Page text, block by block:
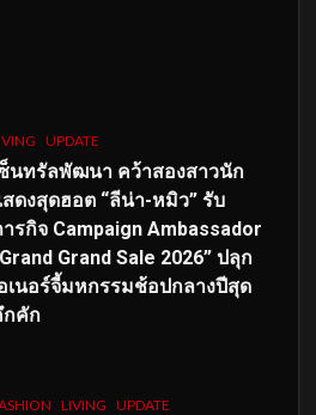
UPDATE
นทรัลพัฒนา คว้าสองสาวนัก
ดงสุดฮอต “ลีน่า-หมิว” รับ
รกิจ Campaign Ambassador
Grand Sale 2026” ปลุก
เนอร์จี้มหกรรมช้อปกลางปีสุด
กคัก
LIVING UPDATE